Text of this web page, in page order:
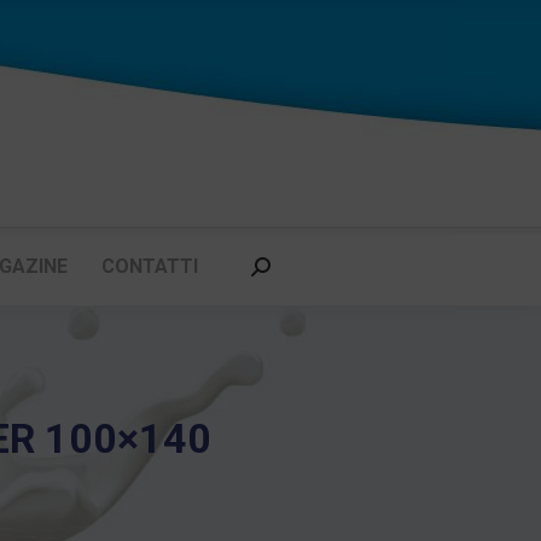
CONTATTI Cerca:
100×140